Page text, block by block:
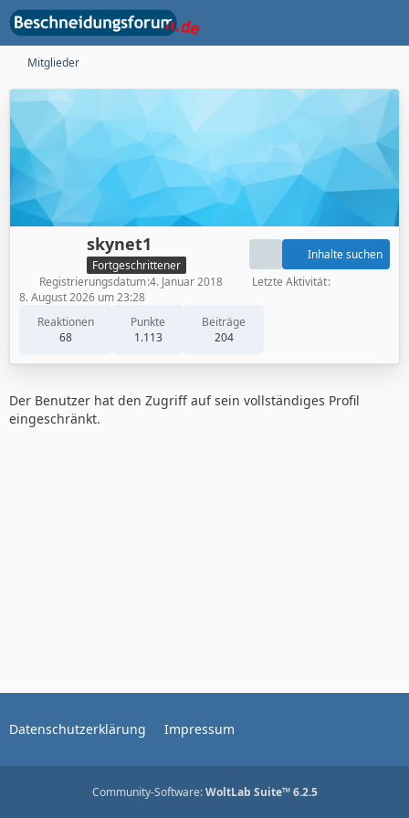
Mitglieder
skynet1
Fortgeschrittener
Reaktionen
68
Punkte
1.113
Beiträge
204
Inhalte suchen
Registrierungsdatum 4. Januar 2018
Letzte Aktivität
8. August 2026 um 23:28
Der Benutzer hat den Zugriff auf sein vollständiges Profil
eingeschränkt.
Datenschutzerklärung Impressum
Community-Software:WoltLab Suite™ 6.2.5